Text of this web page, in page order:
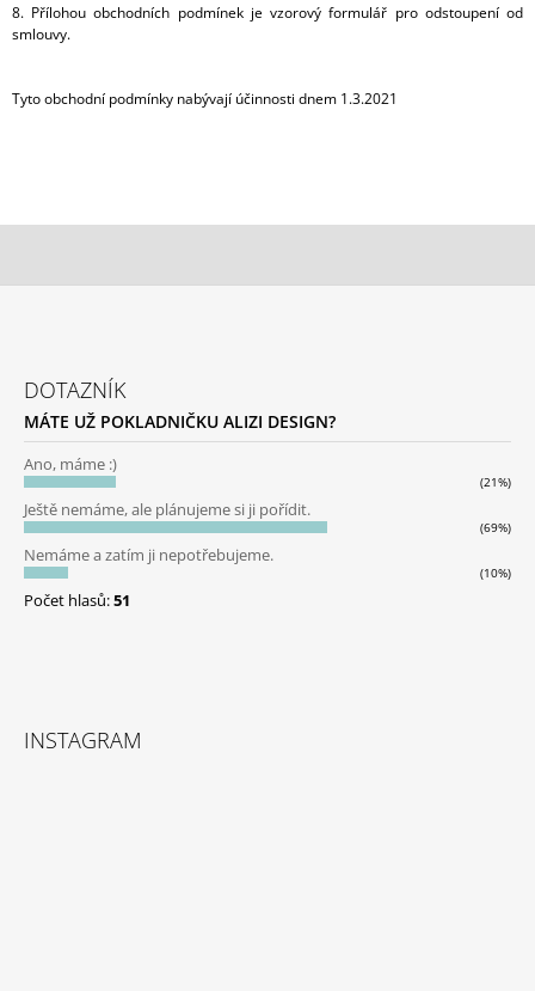
8. Přílohou obchodních podmínek je vzorový formulář pro odstoupení od
smlouvy.
Tyto obchodní podmínky nabývají účinnosti dnem 1.3.2021
DOTAZNÍK
MÁTE UŽ POKLADNIČKU ALIZI DESIGN?
Ano, máme :)
(21%)
Ještě nemáme, ale plánujeme si ji pořídit.
(69%)
Nemáme a zatím ji nepotřebujeme.
(10%)
Počet hlasů:51
INSTAGRAM